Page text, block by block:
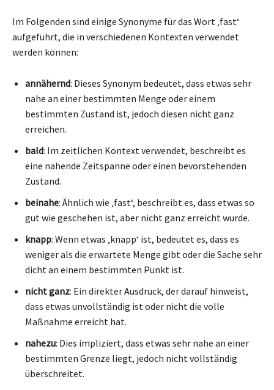
Im Folgenden sind einige Synonyme für das Wort ‚fast‘
aufgeführt, die in verschiedenen Kontexten verwendet
werden können:
annähernd: Dieses Synonym bedeutet, dass etwas sehr
nahe an einer bestimmten Menge oder einem
bestimmten Zustand ist, jedoch diesen nicht ganz
erreichen.
bald: Im zeitlichen Kontext verwendet, beschreibt es
eine nahende Zeitspanne oder einen bevorstehenden
Zustand.
beinahe: Ähnlich wie ‚fast‘, beschreibt es, dass etwas so
gut wie geschehen ist, aber nicht ganz erreicht wurde.
knapp: Wenn etwas ‚knapp‘ ist, bedeutet es, dass es
weniger als die erwartete Menge gibt oder die Sache sehr
dicht an einem bestimmten Punkt ist.
nicht ganz: Ein direkter Ausdruck, der darauf hinweist,
dass etwas unvollständig ist oder nicht die volle
Maßnahme erreicht hat.
nahezu: Dies impliziert, dass etwas sehr nahe an einer
bestimmten Grenze liegt, jedoch nicht vollständig
überschreitet.